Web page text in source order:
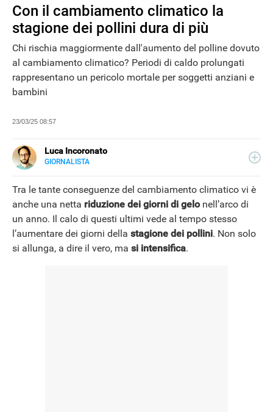
NEWS
Con il cambiamento climatico la
stagione dei pollini dura di più
Chi rischia maggiormente dall'aumento del polline dovuto
al cambiamento climatico? Periodi di caldo prolungati
rappresentano un pericolo mortale per soggetti anziani e
bambini
23/03/25 08:57
Luca Incoronato
GIORNALISTA
LINKEDIN
accumulato esperienze in TV, redazioni giornalistiche
fisiche e online, così come in TV, come autore, giornalista
e copywriter. Per Libero Tecnologia scrivo nella sezione
Scienza.
Tra le tante conseguenze del cambiamento climatico vi è
anche una netta riduzione dei giorni di gelonell’arco di
un anno. Il calo di questi ultimi vede al tempo stesso
l’aumentare dei giorni della stagione dei pollini. Non solo
si allunga, a dire il vero, ma si intensifica.